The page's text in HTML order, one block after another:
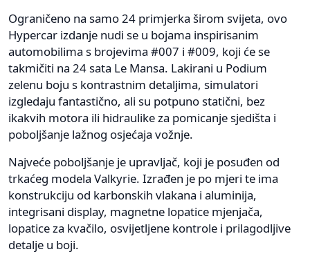
Ograničeno na samo 24 primjerka širom svijeta, ovo
Hypercar izdanje nudi se u bojama inspirisanim
automobilima s brojevima #007 i #009, koji će se
takmičiti na 24 sata Le Mansa. Lakirani u Podium
zelenu boju s kontrastnim detaljima, simulatori
izgledaju fantastično, ali su potpuno statični, bez
ikakvih motora ili hidraulike za pomicanje sjedišta i
poboljšanje lažnog osjećaja vožnje.
Najveće poboljšanje je upravljač, koji je posuđen od
trkaćeg modela Valkyrie. Izrađen je po mjeri te ima
konstrukciju od karbonskih vlakana i aluminija,
integrisani display, magnetne lopatice mjenjača,
lopatice za kvačilo, osvijetljene kontrole i prilagodljive
detalje u boji.